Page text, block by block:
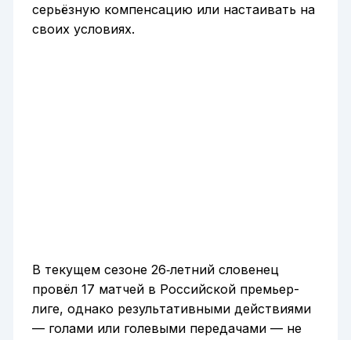
серьёзную компенсацию или настаивать на
своих условиях.
В текущем сезоне 26‑летний словенец
провёл 17 матчей в Российской премьер-
лиге, однако результативными действиями
— голами или голевыми передачами — не